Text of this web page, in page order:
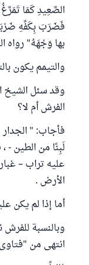
الصَّعِيدِ كَمَا
فَضَرَبَ ‌بِكَفِّهِ
بها وَجْهَهُ" رواه
والتيمم يكون
وقد سئل الشيخ
الفرش أم لا؟
فأجاب: "
لَبِنًا من الطين -
عليه تراب –
الأرض .
أما إذا لم يكن
وبالنسبة للفرش
انتهى من "فتاوى الطهارة" (ص